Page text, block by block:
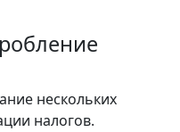
нескольких
налогов.